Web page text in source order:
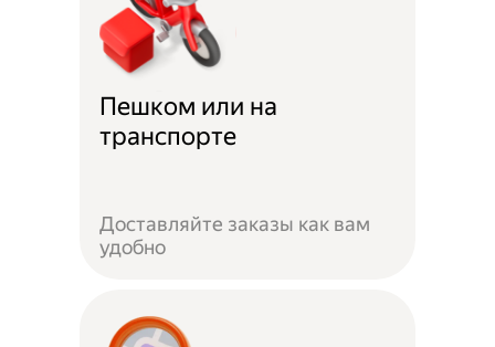
Пешком или на
транспорте
Доставляйте заказы как вам
удобно